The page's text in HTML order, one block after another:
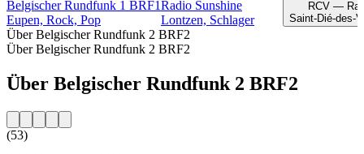
Belgischer Rundfunk 1 BRF1
Eupen, Rock, Pop
Radio Sunshine
Lontzen, Schlager
RCV —
Saint-Dié-des-
Über Belgischer Rundfunk 2 BRF2
Über Belgischer Rundfunk 2 BRF2
Über Belgischer Rundfunk 2 BRF2
(53)